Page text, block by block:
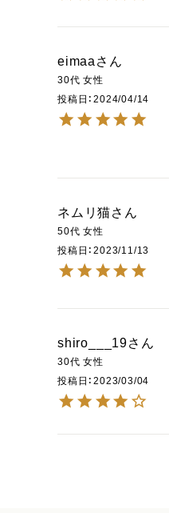
eimaa
30代 女性
投稿日
2024/04/14
ネムリ猫
50代 女性
投稿日
2023/11/13
shiro___19
30代 女性
投稿日
2023/03/04